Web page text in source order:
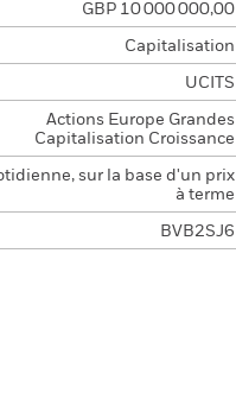
GBP 10 000 000,00
Capitalisation
UCITS
Actions Europe Grandes
Capitalisation Croissance
sur la base d'un prix
à terme
BVB2SJ6